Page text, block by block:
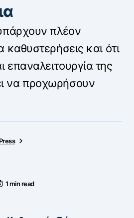
πλέον
καθυστερήσεις και ότι
επαναλειτουργία της
να προχωρήσουν
1 min read